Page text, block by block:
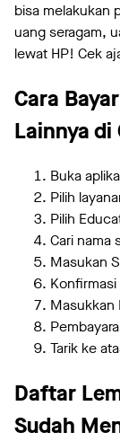
bisa melakukan
uang seragam,
lewat HP! Cek
Cara
Lainnya di
Buka
Pilih
Pilih
Cari nama
Masukan
Masukkan
Tarik ke
Daftar
Sudah